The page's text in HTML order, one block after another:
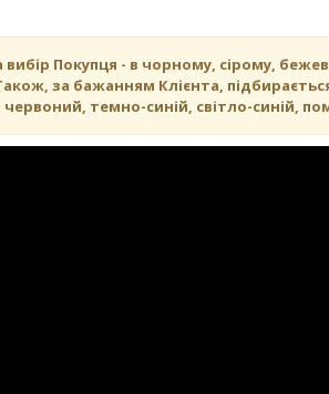
Покупця - в чорному, сірому,
за бажанням Клієнта,
темно-синій, світло-синій,